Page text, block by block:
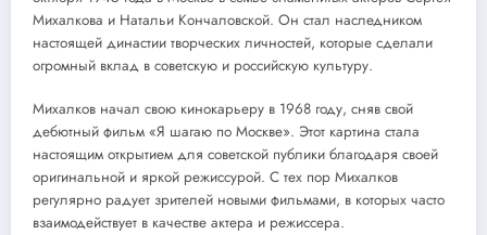
Михалкова и Натальи Кончаловской. Он стал наследником
настоящей династии творческих личностей, которые сделали
огромный вклад в советскую и российскую культуру.
Михалков начал свою кинокарьеру в 1968 году, сняв свой
дебютный фильм «Я шагаю по Москве». Этот картина стала
настоящим открытием для советской публики благодаря своей
оригинальной и яркой режиссурой. С тех пор Михалков
регулярно радует зрителей новыми фильмами, в которых часто
взаимодействует в качестве актера и режиссера.